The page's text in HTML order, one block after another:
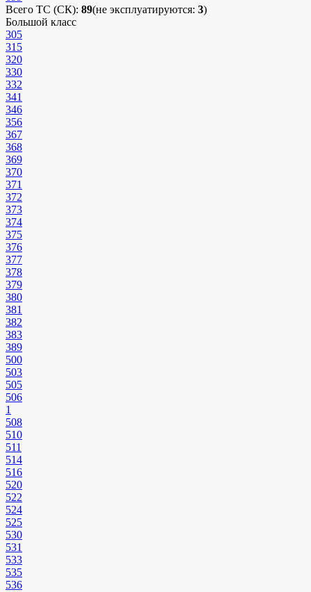
Всего ТС (СК): 89(не эксплуатируются: 3)
Большой класс
305
315
320
330
332
341
346
356
367
368
369
370
371
372
373
374
375
376
377
378
379
380
381
382
383
389
500
503
505
506
1
508
510
511
514
516
520
522
524
525
530
531
533
535
536